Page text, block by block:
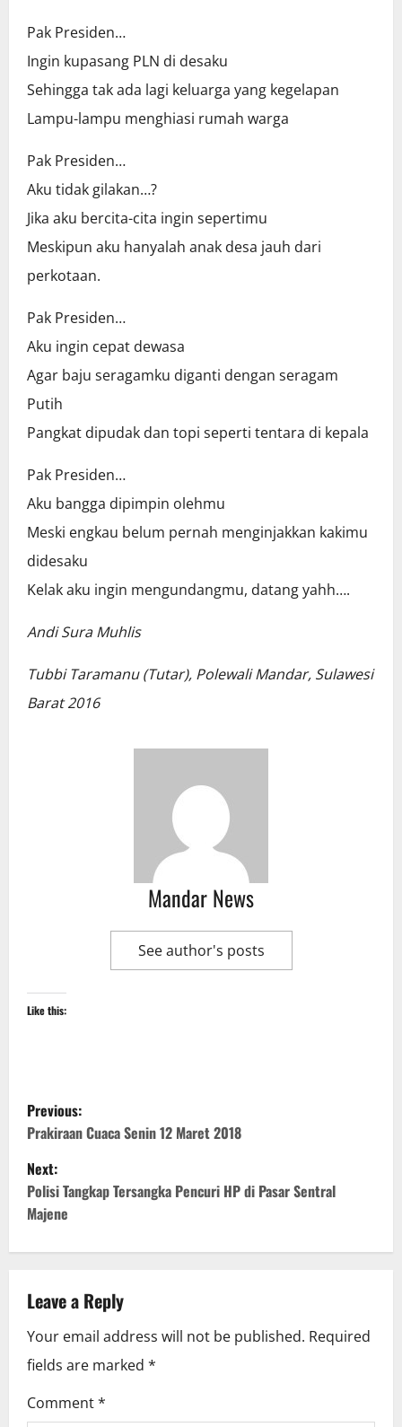
Pak Presiden…
Ingin kupasang PLN di desaku
Sehingga tak ada lagi keluarga yang kegelapan
Lampu-lampu menghiasi rumah warga
Pak Presiden…
Aku tidak gilakan…?
Jika aku bercita-cita ingin sepertimu
Meskipun aku hanyalah anak desa jauh dari
perkotaan.
Pak Presiden…
Aku ingin cepat dewasa
Agar baju seragamku diganti dengan seragam
Putih
Pangkat dipudak dan topi seperti tentara di kepala
Pak Presiden…
Aku bangga dipimpin olehmu
Meski engkau belum pernah menginjakkan kakimu
didesaku
Kelak aku ingin mengundangmu, datang yahh….
Andi Sura Muhlis
Tubbi Taramanu (Tutar), Polewali Mandar, Sulawesi
Barat 2016
Mandar News
See author's posts
Like this:
P
o
s
t
n
a
v
i
g
Previous:
Prakiraan Cuaca Senin 12 Maret 2018
Next:
Polisi Tangkap Tersangka Pencuri HP di Pasar Sentral
Majene
Leave a Reply
Your email address will not be published. Required
fields are marked *
Comment*